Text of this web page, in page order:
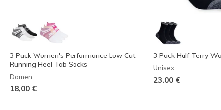
3 Pack Women's Performance Low Cut
Running Heel Tab Socks
Damen
18,00 €
3 Pack Half Terry
Unisex
23,00 €